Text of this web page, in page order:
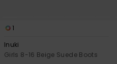
1
Inuki
Girls 8-16 Beige Suede Boots